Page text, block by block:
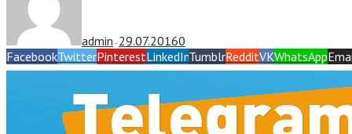
admin — 29.07.20160
FacebookTwitterPinterestLinkedInTumblrRedditVKWhatsApp